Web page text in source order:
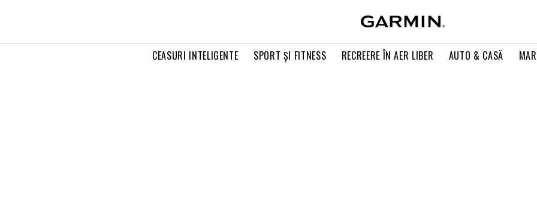
CEASURI INTELIGENTE SPORT ŞI FITNESS RECREERE ÎN AER LIBER AUTO & CASĂ